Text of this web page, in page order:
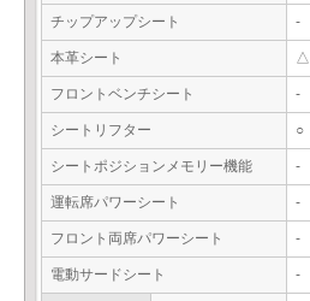
チップアップシート -
本革シート △
フロントベンチシート -
シートリフター ○
シートポジションメモリー機能 -
運転席パワーシート -
フロント両席パワーシート -
電動サードシート -